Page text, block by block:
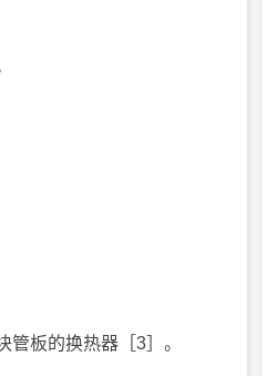
板的换热器［3］。